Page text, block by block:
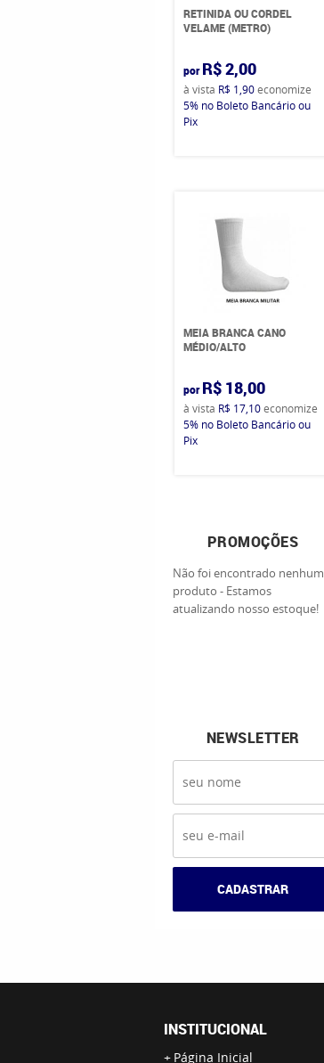
RETINIDA OU CORDEL
VELAME (METRO)
por R$ 2,00
à vista R$ 1,90economize
5% no Boleto Bancário ou
Pix
MEIA BRANCA CANO
MÉDIO/ALTO
por R$ 18,00
à vista R$ 17,10economize
5% no Boleto Bancário ou
Pix
PROMOÇÕES
Não foi encontrado nenhum
produto - Estamos
atualizando nosso estoque!
NEWSLETTER
CADASTRAR
INSTITUCIONAL
Página Inicial